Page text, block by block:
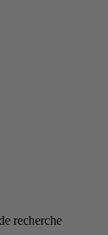
recherche